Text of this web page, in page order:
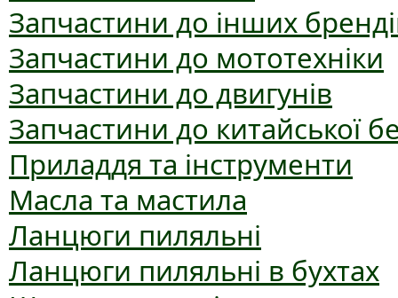
Запчастини до інших
Запчастини до мототехніки
Запчастини до двигунів
Запчастини до китайської
Приладдя та інструменти
Масла та мастила
Ланцюги пиляльні
Ланцюги пиляльні в бухтах